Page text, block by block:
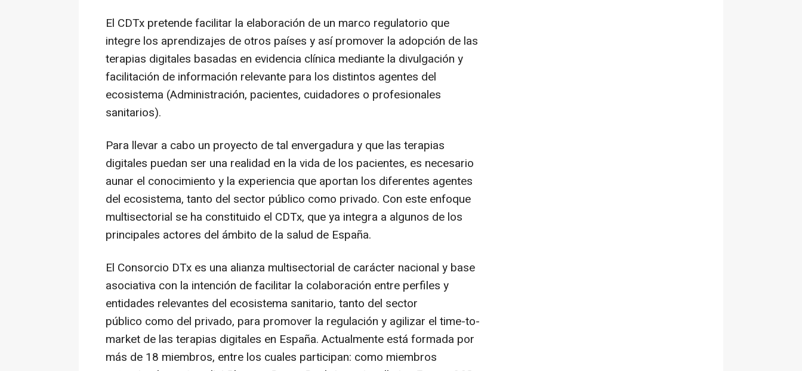
El CDTx pretende facilitar la elaboración de un marco regulatorio que
integre los aprendizajes de otros países y así promover la adopción de las
terapias digitales basadas en evidencia clínica mediante la divulgación y
facilitación de información relevante para los distintos agentes del
ecosistema (Administración, pacientes, cuidadores o profesionales
sanitarios).
Para llevar a cabo un proyecto de tal envergadura y que las terapias
digitales puedan ser una realidad en la vida de los pacientes, es necesario
aunar el conocimiento y la experiencia que aportan los diferentes agentes
del ecosistema, tanto del sector público como privado. Con este enfoque
multisectorial se ha constituido el CDTx, que ya integra a algunos de los
principales actores del ámbito de la salud de España.
El Consorcio DTx es una alianza multisectorial de carácter nacional y base
asociativa con la intención de facilitar la colaboración entre perfiles y
entidades relevantes del ecosistema sanitario, tanto del sector
público como del privado, para promover la regulación y agilizar el time-to-
market de las terapias digitales en España. Actualmente está formada por
más de 18 miembros, entre los cuales participan: como miembros